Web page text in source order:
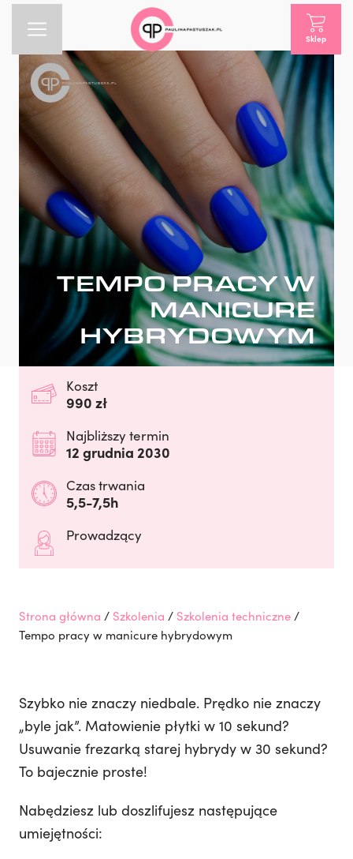
Sklep
TEMPO PRACY W
MANICURE
HYBRYDOWYM
Koszt
990 zł
Najbliższy termin
12 grudnia 2030
Czas trwania
5,5-7,5h
Prowadzący
Strona główna / Szkolenia / Szkolenia techniczne /
Tempo pracy w manicure hybrydowym
Szybko nie znaczy niedbale. Prędko nie znaczy
„byle jak”. Matowienie płytki w 10 sekund?
Usuwanie frezarką starej hybrydy w 30 sekund?
To bajecznie proste!
Nabędziesz lub doszlifujesz następujące
umiejętności: